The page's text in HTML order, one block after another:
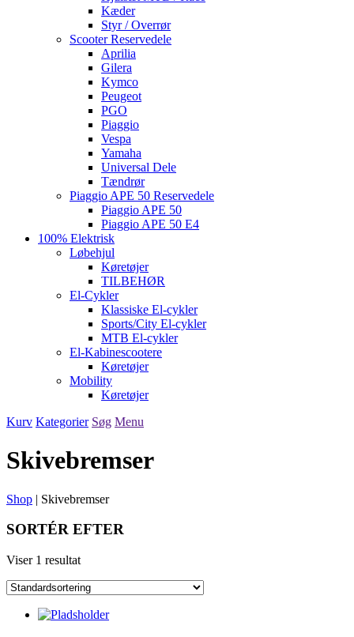
Kæder
Styr / Overrør
Scooter Reservedele
Aprilia
Gilera
Kymco
Peugeot
PGO
Piaggio
Vespa
Yamaha
Universal Dele
Tændrør
Piaggio APE 50 Reservedele
Piaggio APE 50
Piaggio APE 50 E4
100% Elektrisk
Løbehjul
Køretøjer
TILBEHØR
El-Cykler
Klassiske El-cykler
Sports/City El-cykler
MTB El-cykler
El-Kabinescootere
Køretøjer
Mobility
Køretøjer
Kurv Kategorier Søg Menu
Skivebremser
Shop | Skivebremser
SORTÉR EFTER
Viser 1 resultat